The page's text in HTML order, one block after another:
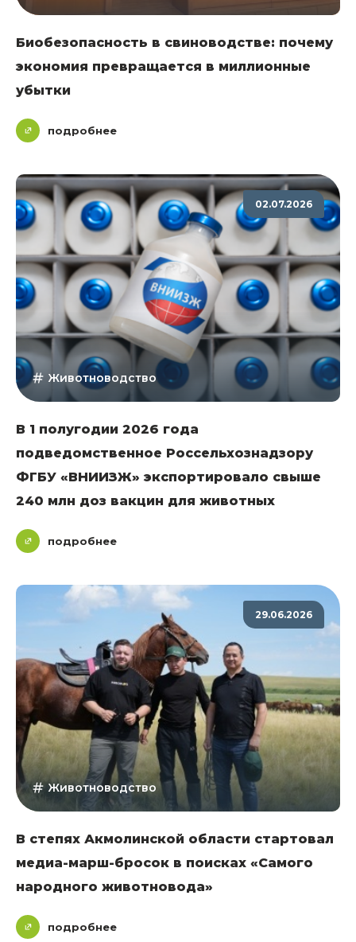
Биобезопасность в свиноводстве: почему
экономия превращается в миллионные
убытки
подробнее
02.07.2026
Животноводство
В 1 полугодии 2026 года
подведомственное Россельхознадзору
ФГБУ «ВНИИЗЖ» экспортировало свыше
240 млн доз вакцин для животных
подробнее
29.06.2026
Животноводство
В степях Акмолинской области стартовал
медиа-марш-бросок в поисках «Самого
народного животновода»
подробнее